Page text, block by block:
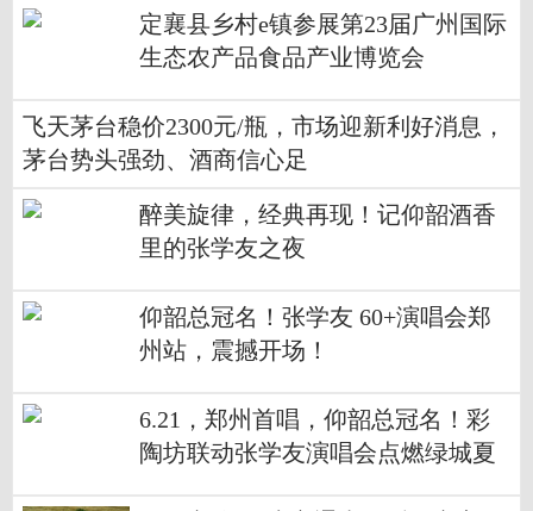
定襄县乡村e镇参展第23届广州国际
生态农产品食品产业博览会
飞天茅台稳价2300元/瓶，市场迎新利好消息，
茅台势头强劲、酒商信心足
醉美旋律，经典再现！记仰韶酒香
里的张学友之夜
仰韶总冠名！张学友 60+演唱会郑
州站，震撼开场！
6.21，郑州首唱，仰韶总冠名！彩
陶坊联动张学友演唱会点燃绿城夏